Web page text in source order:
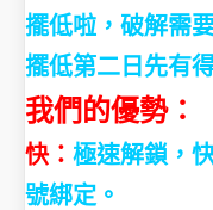
擺低啦，破解需
擺低第二日先有
我們的優勢：
快： 極速解鎖，
號綁定。